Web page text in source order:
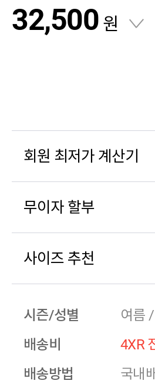
32,500 원
회원 최저가 계산기
무이자 할부
사이즈 추천
시즌/성별
여름
배송비
4XR
배송방법
국내